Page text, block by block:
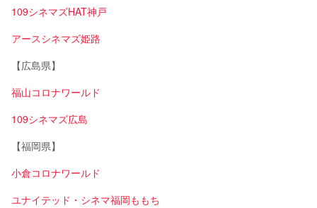
109シネマズHAT神戸
アースシネマズ姫路
【広島県】
福山コロナワールド
109シネマズ広島
【福岡県】
小倉コロナワールド
ユナイテッド・シネマ福岡ももち